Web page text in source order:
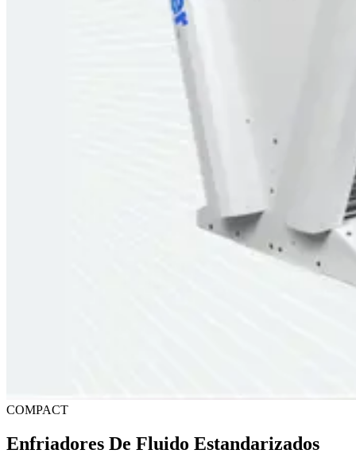
COMPACT
Enfriadores De Fluido Estandarizados